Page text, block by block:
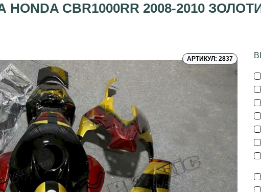
CBR1000RR 2008-2010
АРТИКУЛ: 2837